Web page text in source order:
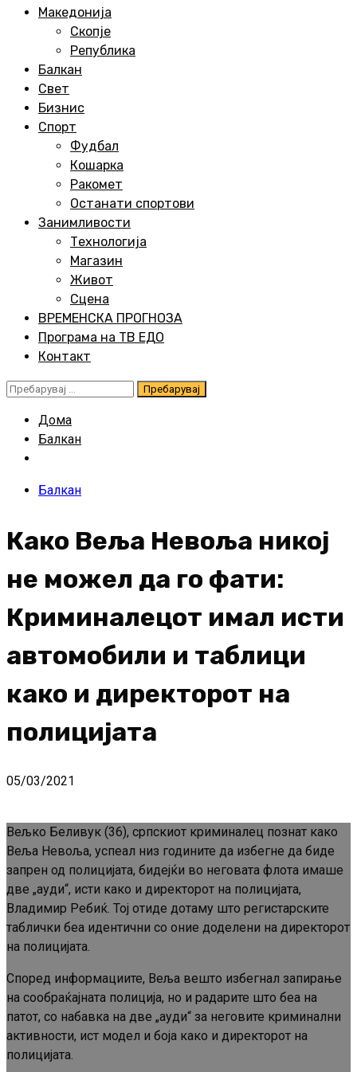
Македонија
Скопје
Република
Балкан
Свет
Бизнис
Спорт
Фудбал
Кошарка
Ракомет
Останати спортови
Занимливости
Технологија
Магазин
Живот
Сцена
ВРЕМЕНСКА ПРОГНОЗА
Програма на ТВ ЕДО
Контакт
Пребарувај
Дома
Балкан
Балкан
Како Веља Невоља никој
не можел да го фати:
Криминалецот имал исти
автомобили и таблици
како и директорот на
полицијата
05/03/2021
Вељко Беливук (36), српскиот криминалец познат како
Веља Невоља, успеал низ годините да избегне да биде
запрен од полицијата, бидејќи во неговата флота имаше
две „ауди“, исти како и директорот на полицијата,
Владимир Ребиќ. Тој отиде дотаму што регистарските
таблички беа идентични со оние доделени на директорот
на полицијата.
Според информациите, Веља вешто избегнал запирање
на сообраќајната полиција, но и радарите што беа на
патот, со набавка на две „ауди“ за неговите криминални
активности, ист модел и боја како и директорот на
полицијата.